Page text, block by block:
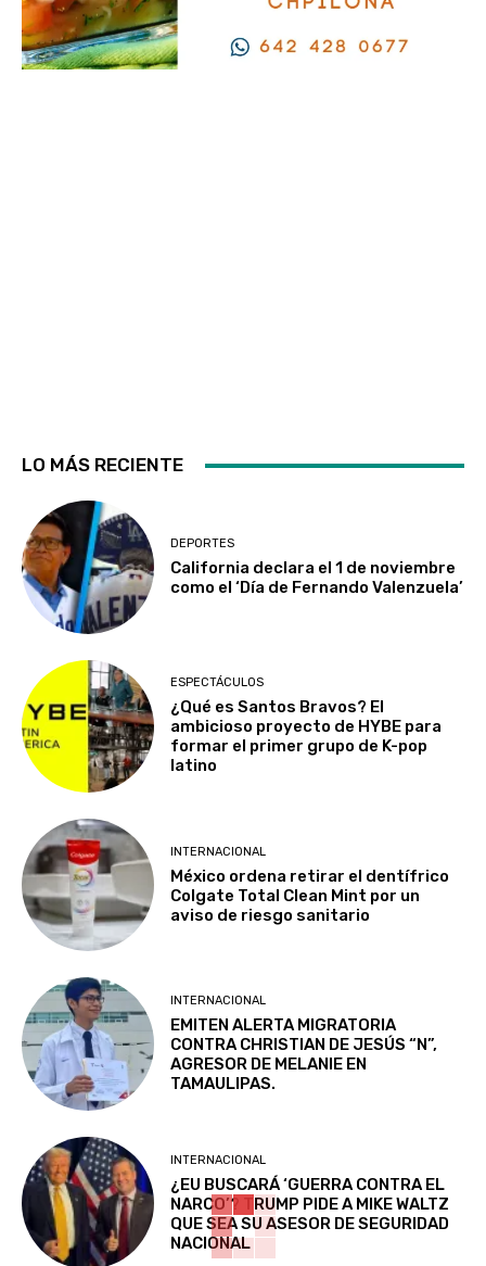
LO MÁS RECIENTE
DEPORTES
California declara el 1 de noviembre
como el ‘Día de Fernando Valenzuela’
ESPECTÁCULOS
¿Qué es Santos Bravos? El
ambicioso proyecto de HYBE para
formar el primer grupo de K-pop
latino
INTERNACIONAL
México ordena retirar el dentífrico
Colgate Total Clean Mint por un
aviso de riesgo sanitario
INTERNACIONAL
EMITEN ALERTA MIGRATORIA
CONTRA CHRISTIAN DE JESÚS “N”,
AGRESOR DE MELANIE EN
TAMAULIPAS.
INTERNACIONAL
¿EU BUSCARÁ ‘GUERRA CONTRA EL
NARCO’? TRUMP PIDE A MIKE WALTZ
QUE SEA SU ASESOR DE SEGURIDAD
NACIONAL